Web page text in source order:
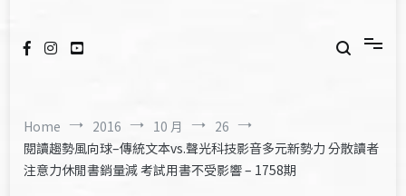
Home 2016 10 月
26
閱讀趨勢風向球–傳統文本vs.聲光科技影音多元新勢力 分散讀者
注意力休閒書銷量減 考試用書不受影響 – 1758期